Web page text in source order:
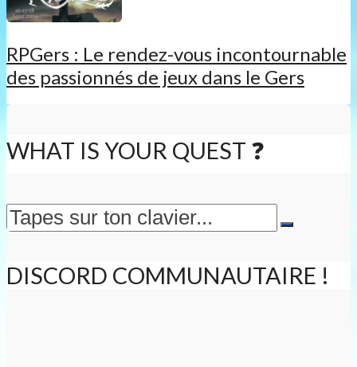
RPGers : Le rendez-vous incontournable
des passionnés de jeux dans le Gers
WHAT IS YOUR QUEST ❓
DISCORD COMMUNAUTAIRE !